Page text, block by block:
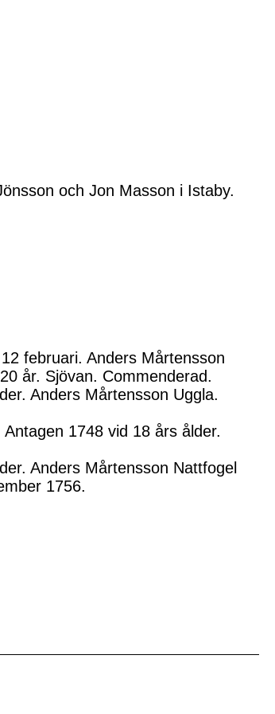
och Jon Masson i Istaby.
februari. Anders Mårtensson
år. Sjövan. Commenderad.
Anders Mårtensson Uggla.
1748 vid 18 års ålder.
Anders Mårtensson Nattfogel
1756.